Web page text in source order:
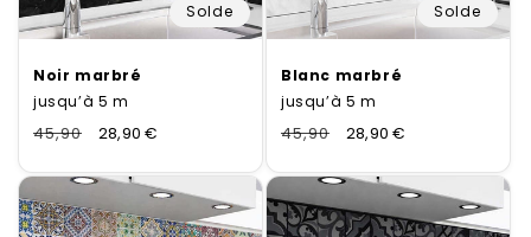
Solde
Noir marbré
jusqu’à 5 m
Normaler
45,90 Verkaufspreis
28,90 €
Solde
Blanc marbré
jusqu’à 5 m
Normaler
45,90 Verkaufspreis
28,90 €